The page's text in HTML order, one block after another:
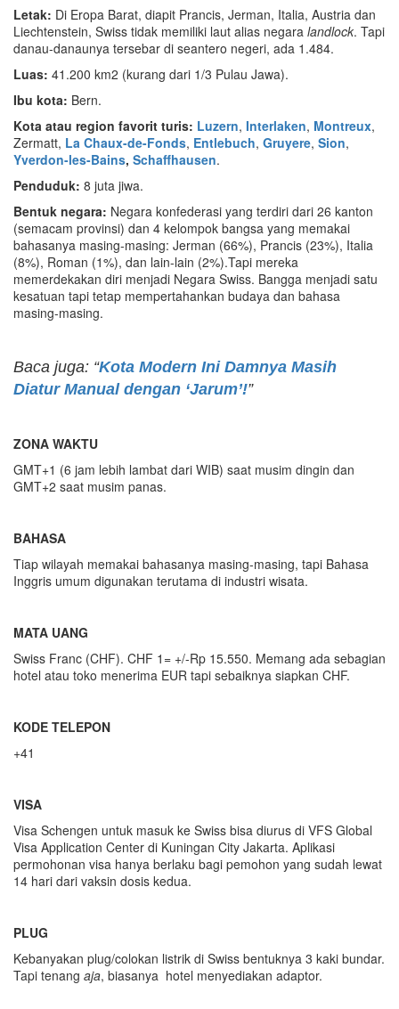
Letak: Di Eropa Barat, diapit Prancis, Jerman, Italia, Austria dan
Liechtenstein, Swiss tidak memiliki laut alias negara landlock. Tapi
danau-danaunya tersebar di seantero negeri, ada 1.484.
Luas: 41.200 km2 (kurang dari 1/3 Pulau Jawa).
Ibu kota: Bern.
Kota atau region favorit turis: Luzern, Interlaken, Montreux,
Zermatt, La Chaux-de-Fonds, Entlebuch, Gruyere, Sion,
Yverdon-les-Bains, Schaffhausen.
Penduduk: 8 juta jiwa.
Bentuk negara: Negara konfederasi yang terdiri dari 26 kanton
(semacam provinsi) dan 4 kelompok bangsa yang memakai
bahasanya masing-masing: Jerman (66%), Prancis (23%), Italia
(8%), Roman (1%), dan lain-lain (2%).Tapi mereka
memerdekakan diri menjadi Negara Swiss. Bangga menjadi satu
kesatuan tapi tetap mempertahankan budaya dan bahasa
masing-masing.
Baca juga: “Kota Modern Ini Damnya Masih
Diatur Manual dengan ‘Jarum’!”
ZONA WAKTU
GMT+1 (6 jam lebih lambat dari WIB) saat musim dingin dan
GMT+2 saat musim panas.
BAHASA
Tiap wilayah memakai bahasanya masing-masing, tapi Bahasa
Inggris umum digunakan terutama di industri wisata.
MATA UANG
Swiss Franc (CHF). CHF 1= +/-Rp 15.550. Memang ada sebagian
hotel atau toko menerima EUR tapi sebaiknya siapkan CHF.
KODE TELEPON
+41
VISA
Visa Schengen untuk masuk ke Swiss bisa diurus di VFS Global
Visa Application Center di Kuningan City Jakarta. Aplikasi
permohonan visa hanya berlaku bagi pemohon yang sudah lewat
14 hari dari vaksin dosis kedua.
PLUG
Kebanyakan plug/colokan listrik di Swiss bentuknya 3 kaki bundar.
Tapi tenang aja, biasanya hotel menyediakan adaptor.